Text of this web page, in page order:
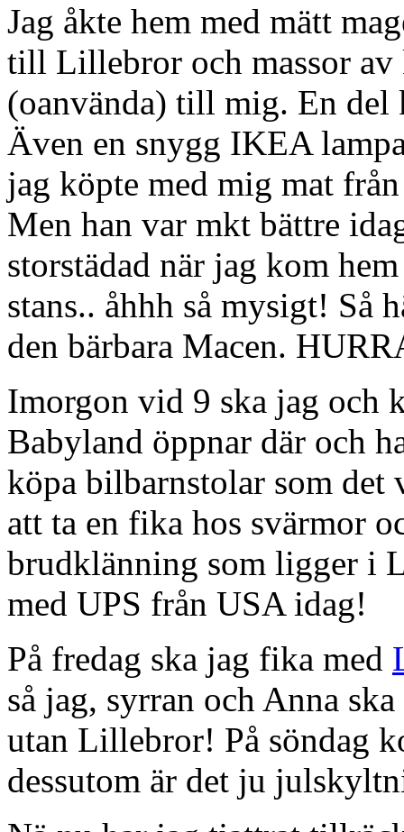
Jag åkte hem med mätt
till Lillebror och massor av
(oanvända) till mig. En del
Även en snygg IKEA
jag köpte med mig mat
Men han var mkt bättre
storstädad när jag kom
stans.. åhhh så mysigt! Så
den bärbara Macen.
Imorgon vid 9 ska jag och
Babyland öppnar där och
köpa bilbarnstolar som det
att ta en fika hos svärmor
brudklänning som ligger i
med UPS från USA idag!
På fredag ska jag fika med
så jag, syrran och Anna
utan Lillebror! På söndag
dessutom är det ju